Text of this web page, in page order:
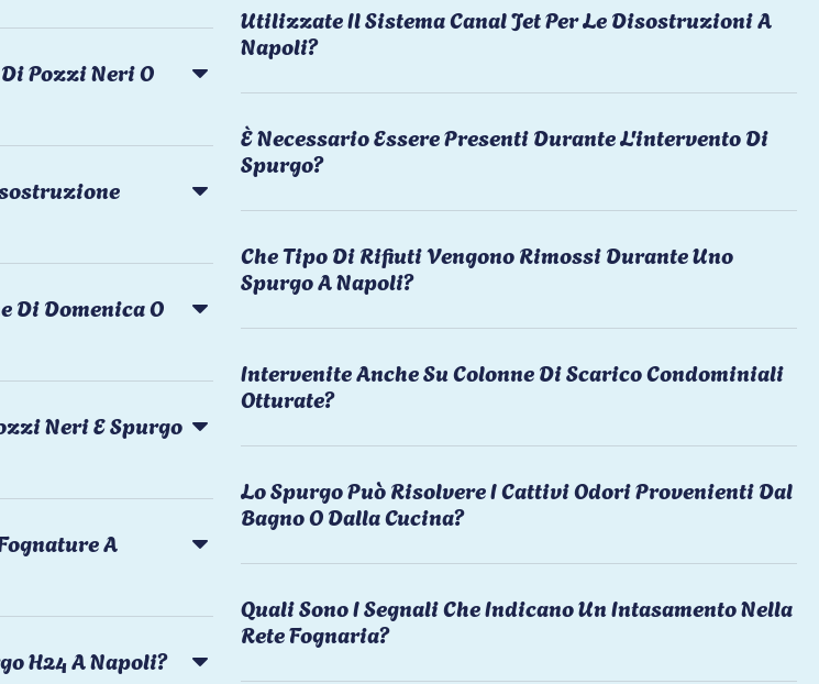
Pozzi Neri O
Di Domenica O
Neri E Spurgo
A
H24 A Napoli?
Utilizzate Il Sistema Canal Jet Per Le Disostruzioni A
Napoli?
È Necessario Essere Presenti Durante L'intervento Di
Spurgo?
Che Tipo Di Rifiuti Vengono Rimossi Durante Uno
Spurgo A Napoli?
Intervenite Anche Su Colonne Di Scarico Condominiali
Otturate?
Lo Spurgo Può Risolvere I Cattivi Odori Provenienti Dal
Bagno O Dalla Cucina?
Quali Sono I Segnali Che Indicano Un Intasamento Nella
Rete Fognaria?